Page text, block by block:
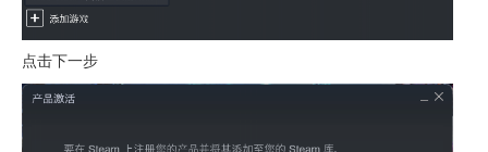
点击下一步